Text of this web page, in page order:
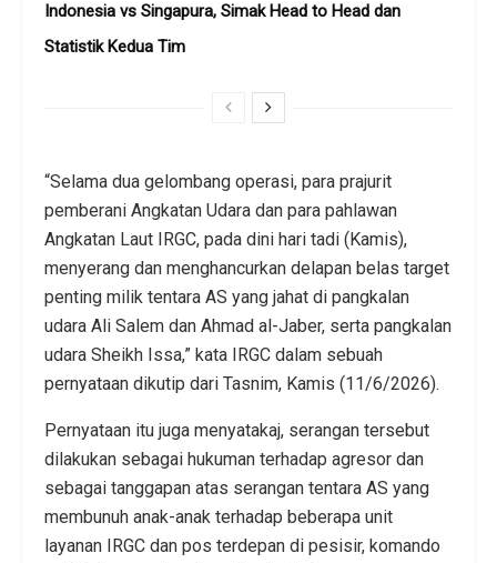
Indonesia vs Singapura, Simak Head to Head dan
Statistik Kedua Tim
“Selama dua gelombang operasi, para prajurit
pemberani Angkatan Udara dan para pahlawan
Angkatan Laut IRGC, pada dini hari tadi (Kamis),
menyerang dan menghancurkan delapan belas target
penting milik tentara AS yang jahat di pangkalan
udara Ali Salem dan Ahmad al-Jaber, serta pangkalan
udara Sheikh Issa,” kata IRGC dalam sebuah
pernyataan dikutip dari Tasnim, Kamis (11/6/2026).
Pernyataan itu juga menyatakaj, serangan tersebut
dilakukan sebagai hukuman terhadap agresor dan
sebagai tanggapan atas serangan tentara AS yang
membunuh anak-anak terhadap beberapa unit
layanan IRGC dan pos terdepan di pesisir, komando